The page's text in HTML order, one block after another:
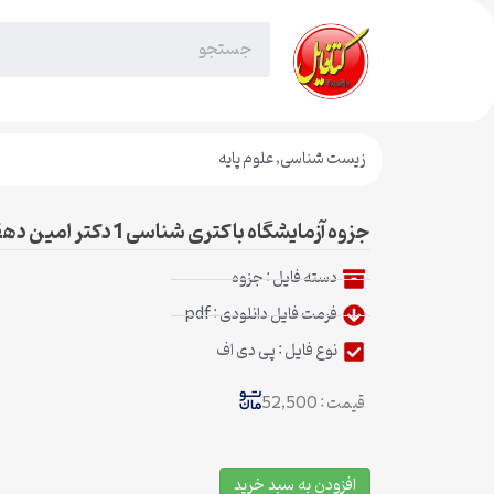
زیست شناسی,علوم پایه
جزوه آزمایشگاه باکتری شناسی 1 دکتر امین دهقان
دسته فایل :جزوه
فرمت فایل دانلودی : pdf
نوع فایل : پی دی اف
قیمت : 52,500
افزودن به سبد خرید